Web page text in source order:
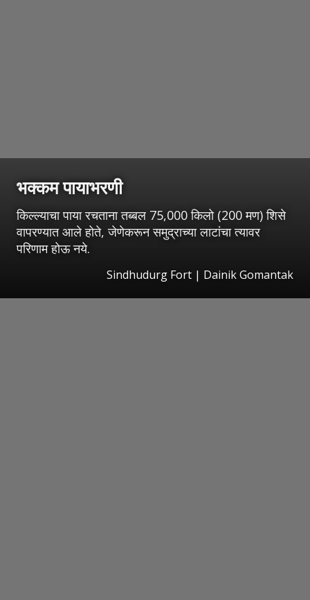
भक्कम पायाभरणी
किल्ल्याचा पाया रचताना तब्बल 75,000 किलो (200 मण) शिसे
वापरण्यात आले होते, जेणेकरून समुद्राच्या लाटांचा त्यावर
परिणाम होऊ नये.
Sindhudurg Fort | Dainik Gomantak